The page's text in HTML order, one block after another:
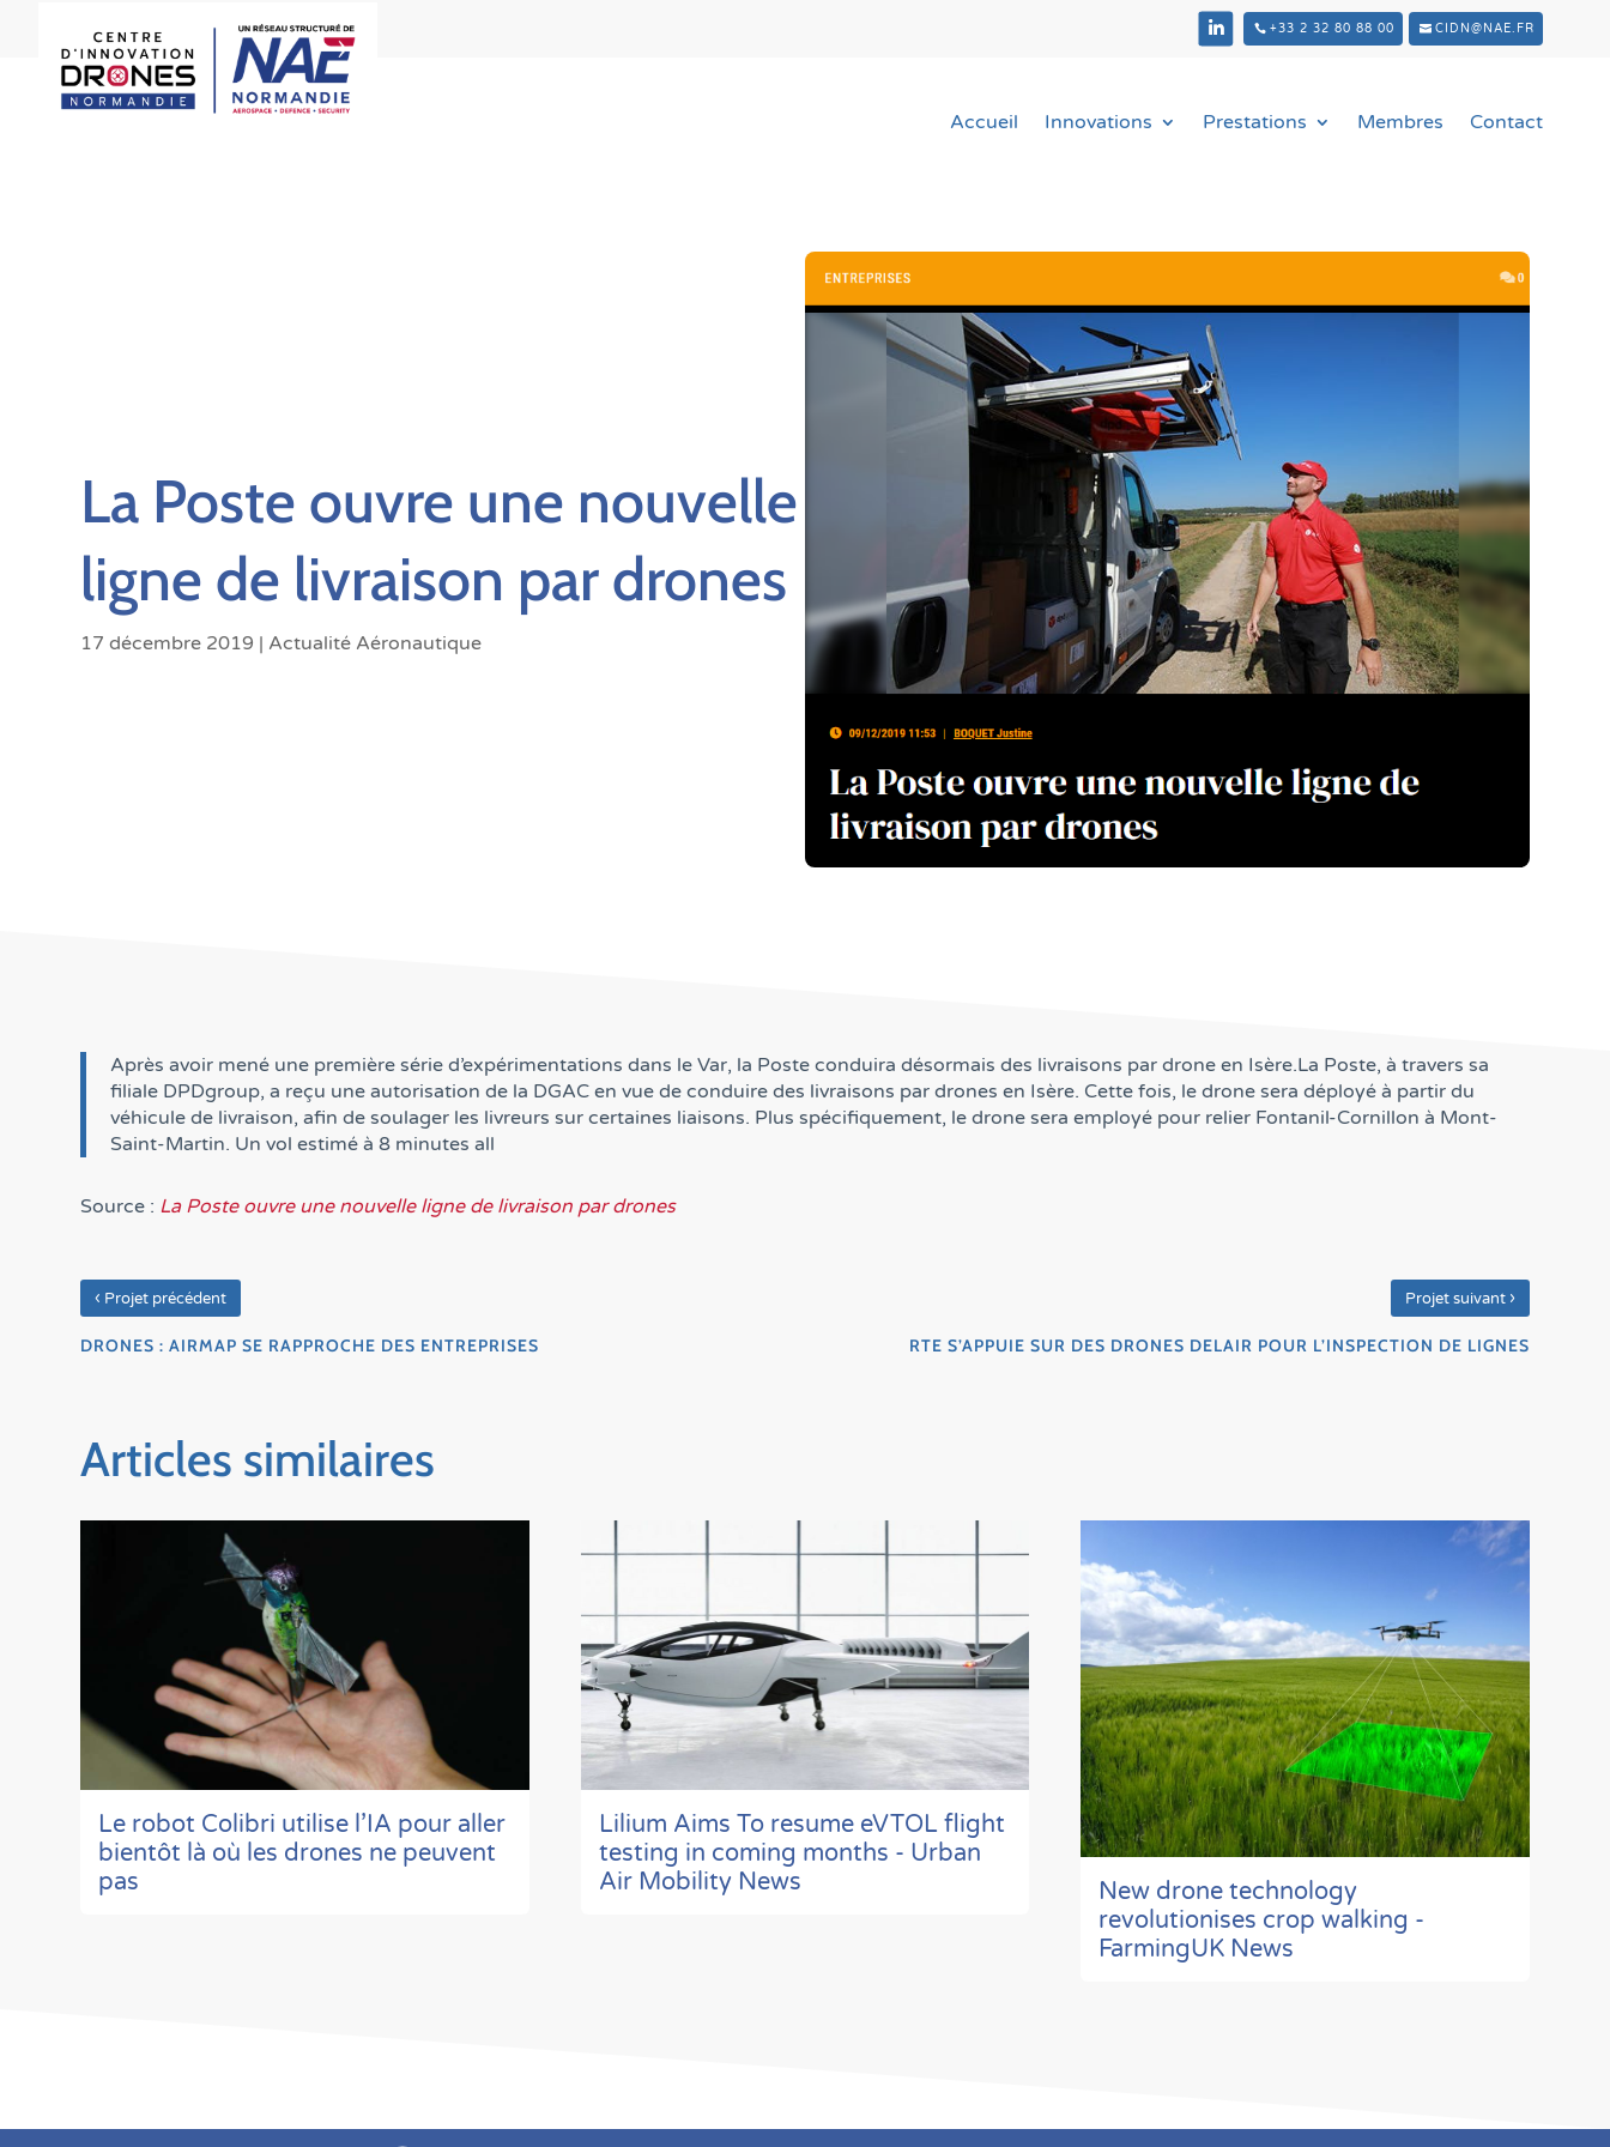
+33 2 32 80 88 00 CIDN@NAE.FR
Accueil Innovations Prestations Membres Contact
La Poste ouvre une nouvelle
ligne de livraison par drones
17 décembre 2019 | Actualité Aéronautique
Après avoir mené une première série d’expérimentations dans le Var, la Poste conduira désormais des livraisons par drone en Isère.La Poste, à travers sa
filiale DPDgroup, a reçu une autorisation de la DGAC en vue de conduire des livraisons par drones en Isère. Cette fois, le drone sera déployé à partir du
véhicule de livraison, afin de soulager les livreurs sur certaines liaisons. Plus spécifiquement, le drone sera employé pour relier Fontanil-Cornillon à Mont-
Saint-Martin. Un vol estimé à 8 minutes all
Source : La Poste ouvre une nouvelle ligne de livraison par drones
‹ Projet précédent
DRONES : AIRMAP SE RAPPROCHE DES ENTREPRISES
Projet suivant ›
RTE S’APPUIE SUR DES DRONES DELAIR POUR L’INSPECTION DE LIGNES
Articles similaires
Le robot Colibri utilise l’IA pour aller
bientôt là où les drones ne peuvent
pas
Lilium Aims To resume eVTOL flight
testing in coming months - Urban
Air Mobility News
New drone technology
revolutionises crop walking -
FarmingUK News